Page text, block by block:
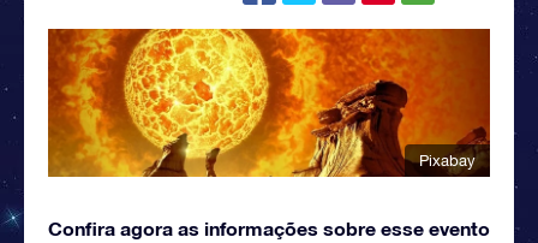
Pixabay
Confira agora as informações sobre esse evento